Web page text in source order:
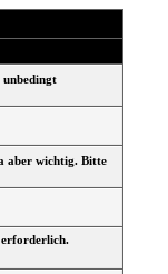
aber wichtig. Bitte
erforderlich.